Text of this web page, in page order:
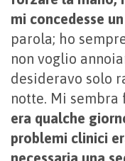
mi concedesse
parola; ho
non voglio
desideravo solo
notte. Mi sembra
era qualche
problemi clinici